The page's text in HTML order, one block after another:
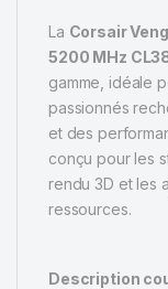
La Corsair
5200 MHz
gamme, idéale
passionnés
et des
conçu pour les
rendu 3D et les
ressources.
Description